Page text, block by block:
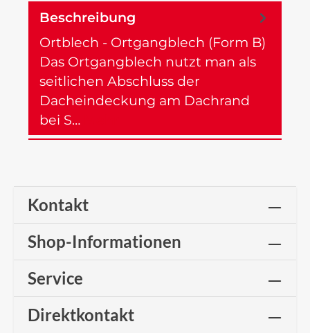
Beschreibung
Ortblech - Ortgangblech (Form B)
Das Ortgangblech nutzt man als
seitlichen Abschluss der
Dacheindeckung am Dachrand
bei S…
Kontakt
Shop-Informationen
Service
Direktkontakt